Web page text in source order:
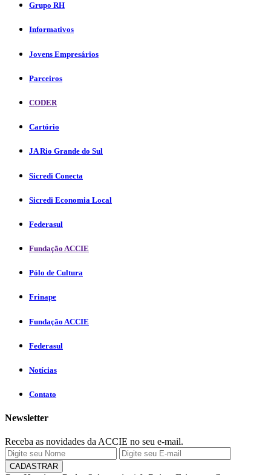
Grupo RH
Informativos
Jovens Empresários
Parceiros
CODER
Cartório
JA Rio Grande do Sul
Sicredi Conecta
Sicredi Economia Local
Federasul
Fundação ACCIE
Pólo de Cultura
Frinape
Fundação ACCIE
Federasul
Notícias
Contato
Newsletter
Receba as novidades da ACCIE no seu e-mail.